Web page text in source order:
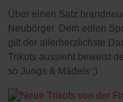
Über einen Satz
Neubörger. Dem edlen
gilt der allerherzlichste
Trikots aussieht beweist
so Jungs & Mädels ;)